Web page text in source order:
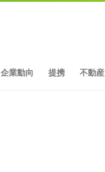
企業動向 提携 不動産